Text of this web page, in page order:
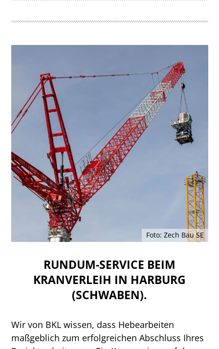
Foto: Zech Bau SE
RUNDUM-SERVICE BEIM
KRANVERLEIH IN HARBURG
(SCHWABEN).
Wir von BKL wissen, dass Hebearbeiten
maßgeblich zum erfolgreichen Abschluss Ihres